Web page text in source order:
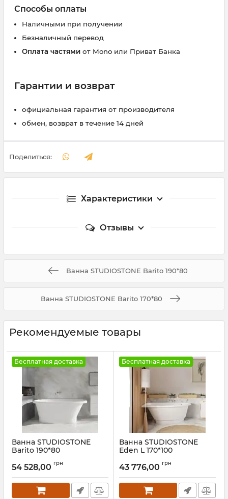
Способы оплаты
Наличными при получении
Безналичный перевод
Оплата частями от Mono или Приват Банка
Гарантии и возврат
официальная гарантия от производителя
обмен, возврат в течение 14 дней
Поделиться:
Характеристики
Отзывы
Ванна STUDIOSTONE Barito 190*80
Ванна STUDIOSTONE Barito 170*80
Рекомендуемые товары
Бесплатная доставка
Ванна STUDIOSTONE
Barito 190*80
54 528,00 грн
Бесплатная доставка
Ванна STUDIOSTONE
Eden L 170*100
43 776,00 грн